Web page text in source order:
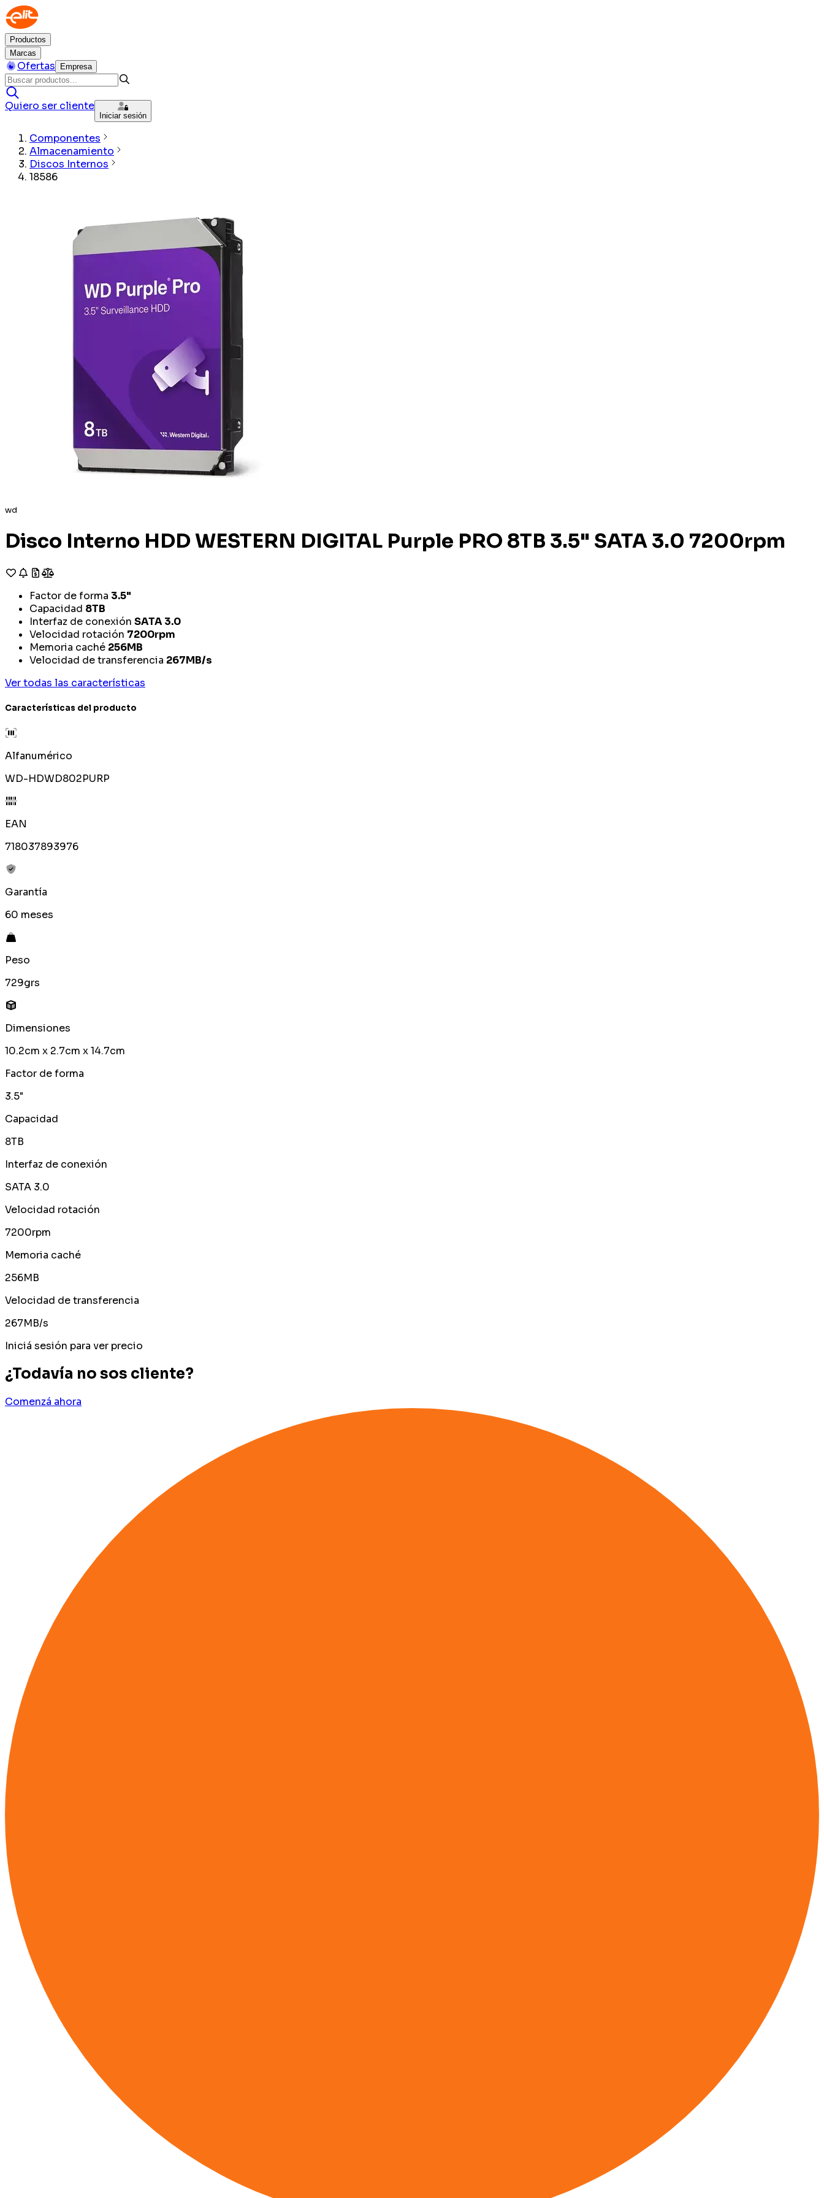
Productos
Marcas
Ofertas Empresa
Quiero ser cliente
Iniciar sesión
Componentes
Almacenamiento
Discos Internos
18586
wd
Disco Interno HDD WESTERN DIGITAL Purple PRO 8TB 3.5" SATA 3.0 7200rpm
Factor de forma 3.5"
Capacidad 8TB
Interfaz de conexión SATA 3.0
Velocidad rotación 7200rpm
Memoria caché 256MB
Velocidad de transferencia 267MB/s
Ver todas las características
Características del producto
Alfanumérico
WD-HDWD802PURP
EAN
718037893976
Garantía
60 meses
Peso
729grs
Dimensiones
10.2cm x 2.7cm x 14.7cm
Factor de forma
3.5"
Capacidad
8TB
Interfaz de conexión
SATA 3.0
Velocidad rotación
7200rpm
Memoria caché
256MB
Velocidad de transferencia
267MB/s
Iniciá sesión para ver precio
¿Todavía no sos cliente?
Comenzá ahora